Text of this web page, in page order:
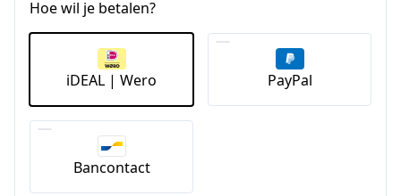
Hoe wil je betalen?
iDEAL | Wero PayPal
Bancontact